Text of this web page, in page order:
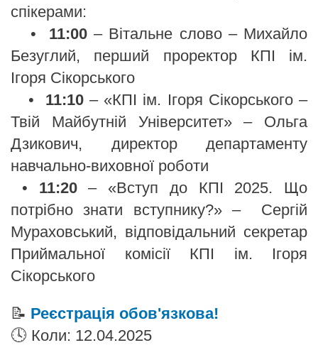
спікерами:
• 11:00 – Вітальне слово – Михайло
Безуглий, перший проректор КПІ ім.
Ігоря Сікорського
• 11:10– «КПІ ім. Ігоря Сікорського –
Твій Майбутній Університет» – Ольга
Дзикович, директор департаменту
навчально-виховної роботи
• 11:20– «Вступ до КПІ 2025. Що
потрібно знати вступнику?» – Сергій
Мураховський, відповідальний секретар
Приймальної комісії КПІ ім. Ігоря
Сікорського
📝 Реєстрація обов'язкова!
🕓 Коли: 12.04.2025